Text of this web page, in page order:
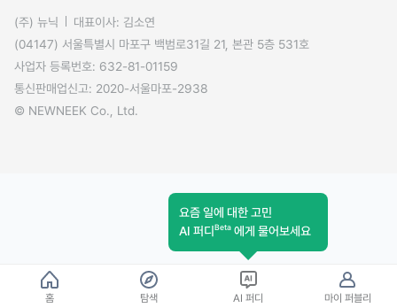
(주) 뉴닉
대표이사: 김소연
(04147) 서울특별시 마포구 백범로31길 21, 본관 5층 531호
사업자 등록번호: 632-81-01159
통신판매업신고: 2020-서울마포-2938
© NEWNEEK Co., Ltd.
홈 탐색
요즘 일에 대한 고민
AI 퍼디Beta 에게 물어보세요
AI 퍼디 마이 퍼블리